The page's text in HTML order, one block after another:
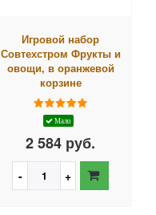
Игровой набор
Совтехстром Фрукты и
овощи, в оранжевой
корзине
Мало
2 584 руб.